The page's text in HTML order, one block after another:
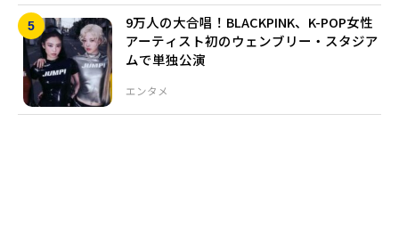
エンタメ
9万人の大合唱！BLACKPINK、K-POP女性
アーティスト初のウェンブリー・スタジア
ムで単独公演